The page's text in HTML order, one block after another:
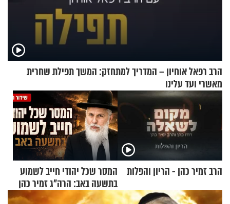
הרב רפאל אוחיון – המדריך למתחזק: המשך תפילת שחרית
מאשרי ועד עלינו
הרב זמיר כהן - הריון והפלות
המסר שכל יהודי חייב לשמוע
בתשעה באב: הרה"ג זמיר כהן
בשיעור מיוחד